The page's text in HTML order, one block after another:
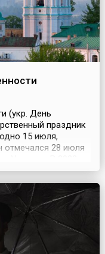
(укр. День
праздник
15 июля,
отмечался 28 июля
связи с реформой
празднование